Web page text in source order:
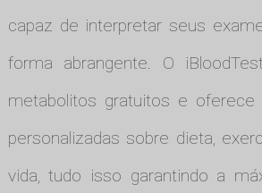
capaz de interpretar seus
forma abrangente. O
metabolitos gratuitos e oferece
personalizadas sobre dieta,
vida, tudo isso garantindo a